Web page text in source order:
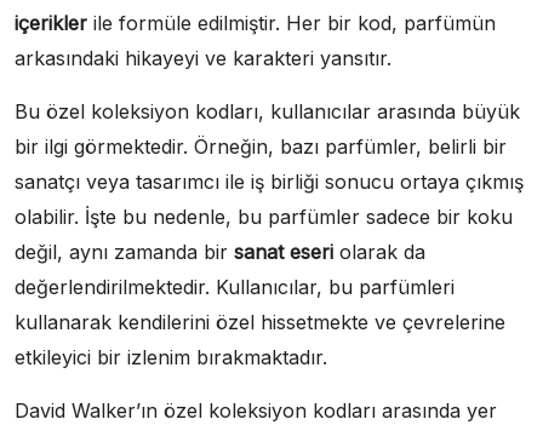
içerikler ile formüle edilmiştir. Her bir kod, parfümün
arkasındaki hikayeyi ve karakteri yansıtır.
Bu özel koleksiyon kodları, kullanıcılar arasında büyük
bir ilgi görmektedir. Örneğin, bazı parfümler, belirli bir
sanatçı veya tasarımcı ile iş birliği sonucu ortaya çıkmış
olabilir. İşte bu nedenle, bu parfümler sadece bir koku
değil, aynı zamanda bir sanat eseri olarak da
değerlendirilmektedir. Kullanıcılar, bu parfümleri
kullanarak kendilerini özel hissetmekte ve çevrelerine
etkileyici bir izlenim bırakmaktadır.
David Walker’ın özel koleksiyon kodları arasında yer